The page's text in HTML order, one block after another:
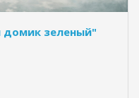
зеленый"